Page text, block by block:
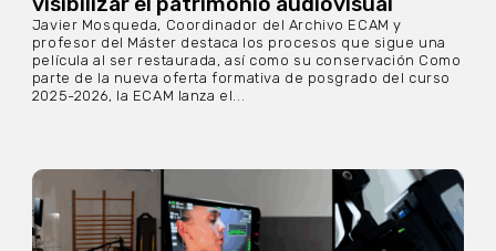
Javier Mosqueda, Coordinador del Archivo ECAM y
profesor del Máster destaca los procesos que sigue una
película al ser restaurada, así como su conservación Como
parte de la nueva oferta formativa de posgrado del curso
2025-2026, la ECAM lanza el...